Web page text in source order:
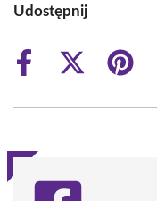
Udostępnij
Share
Share
(Twitter)
Share